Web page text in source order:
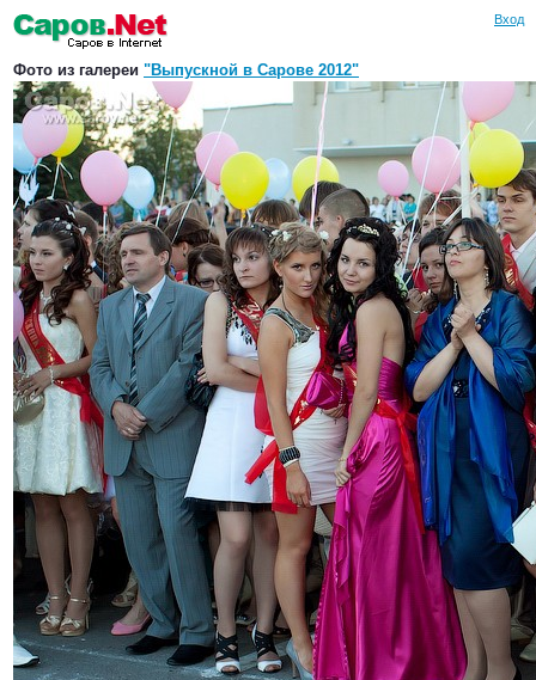
Вход
Фото из галереи "Выпускной в Сарове 2012"